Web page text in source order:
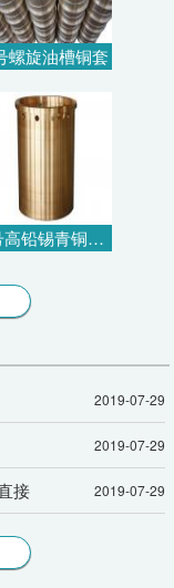
螺旋油槽铜套
6号高铅锡青铜衬套
2019-07-29
2019-07-29
接 2019-07-29